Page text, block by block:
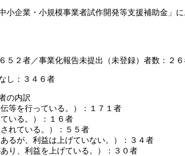
企業・小規模事業者試作開発等支援補助金」
５２者／事業化報告未提出（未登録）者数：２
し：３４６者
の内訳
等を行っている。）：１７１者
いる。）：１６者
れている。）：５５者
るが、利益は上げていない。）：３４者
り、利益を上げている。）：３０者